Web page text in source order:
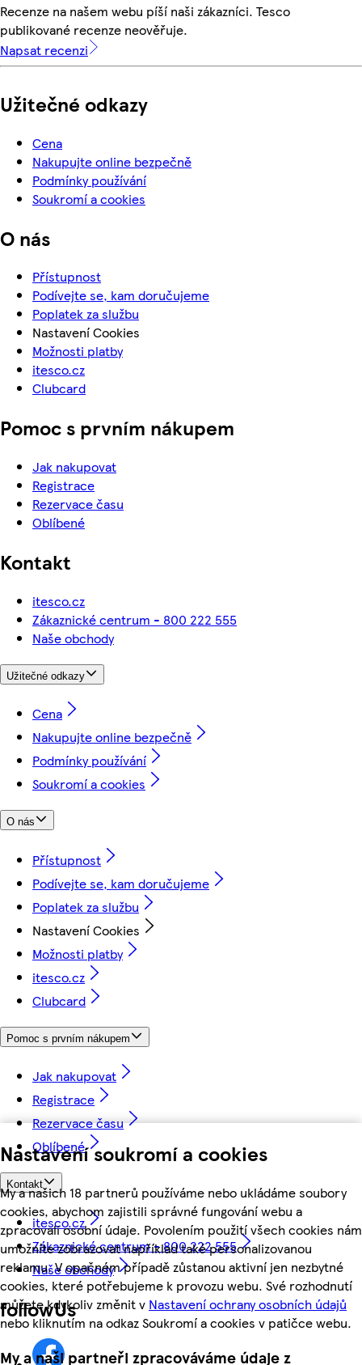
Nastavení soukromí a cookies
My a našich 18 partnerů používáme nebo ukládáme soubory
cookies, abychom zajistili správné fungování webu a
zpracovali osobní údaje. Povolením použití všech cookies nám
umožníte zobrazovat například také personalizovanou
reklamu. V opačném případě zůstanou aktivní jen nezbytné
cookies, které potřebujeme k provozu webu. Své rozhodnutí
můžete kdykoliv změnit v Nastavení ochrany osobních údajů
nebo kliknutím na odkaz Soukromí a cookies v patičce webu.
My a naši partneři zpracováváme údaje z
Recenze na našem webu píší naši zákazníci. Tesco
publikované recenze neověřuje.
Napsat recenzi
Užitečné odkazy
Cena
Nakupujte online bezpečně
Podmínky používání
Soukromí a cookies
O nás
Přístupnost
Podívejte se, kam doručujeme
Poplatek za službu
Nastavení Cookies
Možnosti platby
itesco.cz
Clubcard
Pomoc s prvním nákupem
Jak nakupovat
Registrace
Rezervace času
Oblíbené
Kontakt
itesco.cz
Zákaznické centrum - 800 222 555
Naše obchody
Užitečné odkazy
Cena
Nakupujte online bezpečně
Podmínky používání
Soukromí a cookies
O nás
Přístupnost
Podívejte se, kam doručujeme
Poplatek za službu
Nastavení Cookies
Možnosti platby
itesco.cz
Clubcard
Pomoc s prvním nákupem
Jak nakupovat
Registrace
Rezervace času
Oblíbené
Kontakt
itesco.cz
Zákaznické centrum - 800 222 555
Naše obchody
followUs